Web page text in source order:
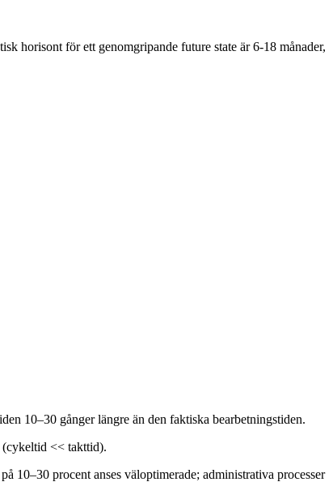
horisont för ett genomgripande future state är 6-18 månader,
10–30 gånger längre än den faktiska bearbetningstiden.
(cykeltid << takttid).
10–30 procent anses väloptimerade; administrativa processer